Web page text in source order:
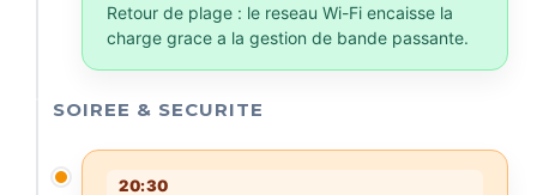
Retour de plage : le reseau Wi-Fi encaisse la
charge grace a la gestion de bande passante.
SOIREE & SECURITE
20:30